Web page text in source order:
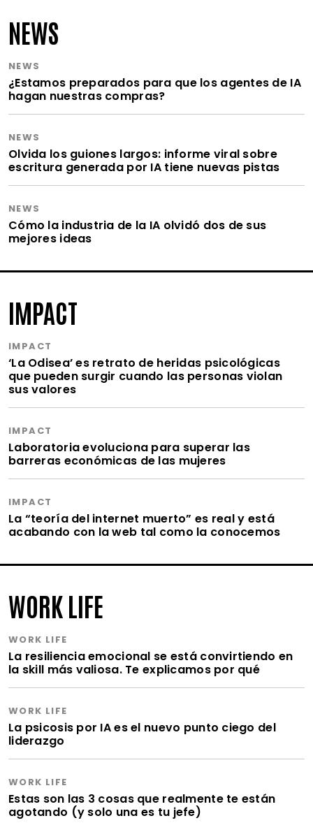
NEWS
NEWS
¿Estamos preparados para que los agentes de IA
hagan nuestras compras?
NEWS
Olvida los guiones largos: informe viral sobre
escritura generada por IA tiene nuevas pistas
NEWS
Cómo la industria de la IA olvidó dos de sus
mejores ideas
IMPACT
IMPACT
‘La Odisea’ es retrato de heridas psicológicas
que pueden surgir cuando las personas violan
sus valores
IMPACT
Laboratoria evoluciona para superar las
barreras económicas de las mujeres
IMPACT
La “teoría del internet muerto” es real y está
acabando con la web tal como la conocemos
WORK LIFE
WORK LIFE
La resiliencia emocional se está convirtiendo en
la skill más valiosa. Te explicamos por qué
WORK LIFE
La psicosis por IA es el nuevo punto ciego del
liderazgo
WORK LIFE
Estas son las 3 cosas que realmente te están
agotando (y solo una es tu jefe)